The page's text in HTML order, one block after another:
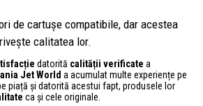
de cartușe compatibile, dar acestea
calitatea lor.
datorită calității verificate a
Jet World a acumulat multe experiențe pe
piață și datorită acestui fapt, produsele lor
ca și cele originale.